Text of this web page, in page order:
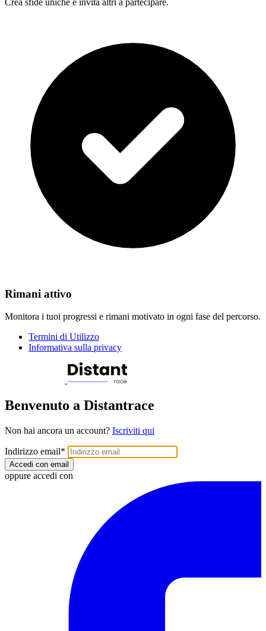
Crea sfide uniche e invita altri a partecipare.
Rimani attivo
Monitora i tuoi progressi e rimani motivato in ogni fase del percorso.
Termini di Utilizzo
Informativa sulla privacy
Benvenuto a Distantrace
Non hai ancora un account? Iscriviti qui
Indirizzo email*
Accedi con email
oppure accedi con